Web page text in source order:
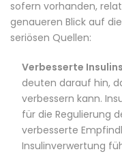
sofern vorhanden,
genaueren Blick auf
seriösen Quellen:
Verbesserte
deuten darauf hin,
verbessern kann.
für die Regulierung
verbesserte
Insulinverwertung